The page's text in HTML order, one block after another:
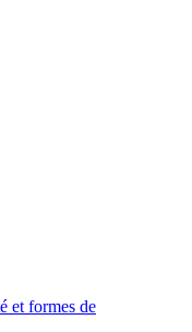
et formes de